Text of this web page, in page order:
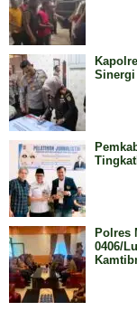
Sinergi
Polres
0406/